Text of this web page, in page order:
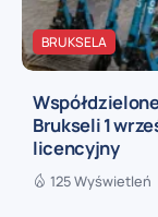
BRUKSELA
Brukseli 1
licencyjny
125 Wyświetleń